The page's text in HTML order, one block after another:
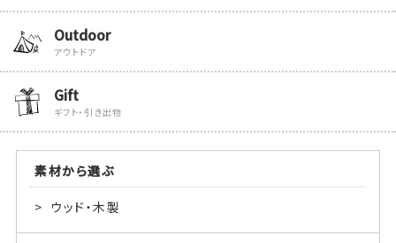
Outdoor
アウトドア
Gift
ギフト・引き出物
素材から選ぶ
ウッド・木製